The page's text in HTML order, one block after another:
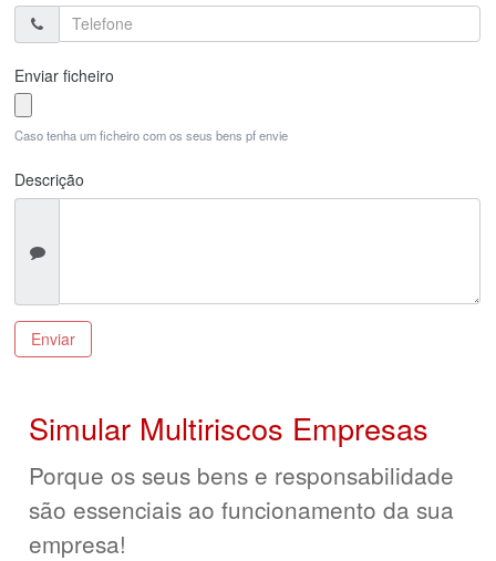
Enviar ficheiro
Caso tenha um ficheiro com os seus bens pf envie
Descrição
Simular Multiriscos Empresas
Porque os seus bens e responsabilidade
são essenciais ao funcionamento da sua
empresa!